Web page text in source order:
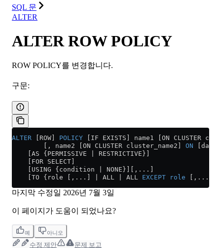
SQL 문
ALTER
ALTER ROW POLICY
ROW POLICY를 변경합니다.
구문:
ALTER [ROW] POLICY [IF EXISTS] name1 [ON CLUSTER
        [, name2 [ON CLUSTER cluster_name2]
ON
    [AS {PERMISSIVE | RESTRICTIVE}]
    [FOR SELECT]
    [USING {condition | NONE}][,...]
    [TO {role [,...] | ALL | ALL
EXCEPT role [,...]}]
마지막 수정일 2026년 7월 3일
이 페이지가 도움이 되었나요?
예 아니오
수정 제안 문제 보고